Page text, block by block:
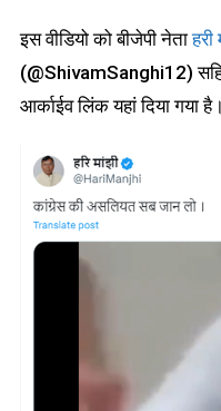
इस वीडियो को बीजेपी नेताहरी
(@ShivamSanghi12)
आर्काईव लिंक यहां दिया गया है।